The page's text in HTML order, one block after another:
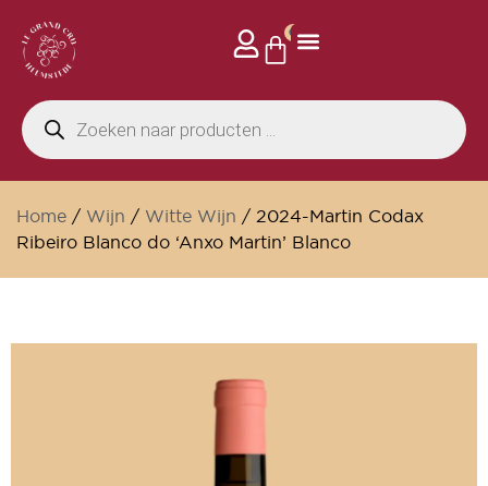
0
Home / Wijn / Witte Wijn / 2024-Martin Codax
Ribeiro Blanco do ‘Anxo Martin’ Blanco